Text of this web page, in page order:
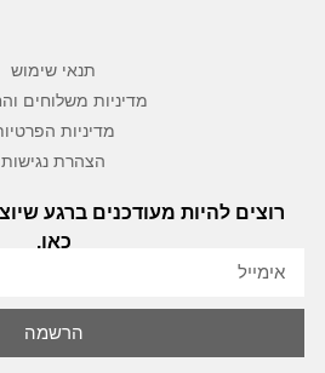
תנאי שימוש
מדיניות משלוחים
מדיניות הפרטיות
הצהרת נגישות
רוצים להיות מעודכנים ברגע
כאן.
הרשמה